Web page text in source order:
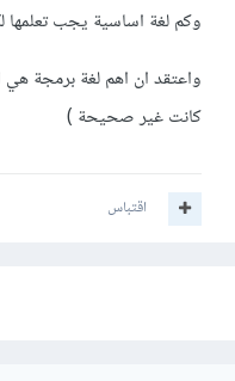
وكم لغة اساسية يجب تعلمها
واعتقد ان اهم لغة برمجة هي
كانت غير صحيحة )
اقتباس